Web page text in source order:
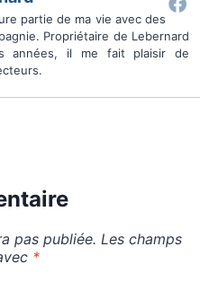
partie de ma vie avec des
Propriétaire de Lebernard
années, il me fait plaisir de
pas publiée. Les champs
*